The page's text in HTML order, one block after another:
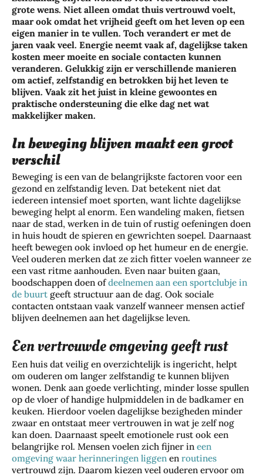
grote wens. Niet alleen omdat thuis vertrouwd voelt,
maar ook omdat het vrijheid geeft om het leven op een
eigen manier in te vullen. Toch verandert er met de
jaren vaak veel. Energie neemt vaak af, dagelijkse taken
kosten meer moeite en sociale contacten kunnen
veranderen. Gelukkig zijn er verschillende manieren
om actief, zelfstandig en betrokken bij het leven te
blijven. Vaak zit het juist in kleine gewoontes en
praktische ondersteuning die elke dag net wat
makkelijker maken.
In beweging blijven maakt een groot
verschil
Beweging is een van de belangrijkste factoren voor een
gezond en zelfstandig leven. Dat betekent niet dat
iedereen intensief moet sporten, want lichte dagelijkse
beweging helpt al enorm. Een wandeling maken, fietsen
naar de stad, werken in de tuin of rustig oefeningen doen
in huis houdt de spieren en gewrichten soepel. Daarnaast
heeft bewegen ook invloed op het humeur en de energie.
Veel ouderen merken dat ze zich fitter voelen wanneer ze
een vast ritme aanhouden. Even naar buiten gaan,
boodschappen doen ofdeelnemen aan een sportclubje in
de buurt geeft structuur aan de dag. Ook sociale
contacten ontstaan vaak vanzelf wanneer mensen actief
blijven deelnemen aan het dagelijkse leven.
Een vertrouwde omgeving geeft rust
Een huis dat veilig en overzichtelijk is ingericht, helpt
om ouderen om langer zelfstandig te kunnen blijven
wonen. Denk aan goede verlichting, minder losse spullen
op de vloer of handige hulpmiddelen in de badkamer en
keuken. Hierdoor voelen dagelijkse bezigheden minder
zwaar en ontstaat meer vertrouwen in wat je zelf nog
kan doen. Daarnaast speelt emotionele rust ook een
belangrijke rol. Mensen voelen zich fijner in een
omgeving waar herinneringen liggen en routines
vertrouwd zijn. Daarom kiezen veel ouderen ervoor om